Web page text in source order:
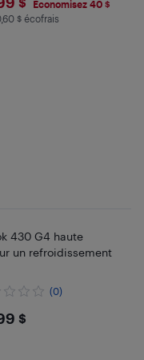
Économisez 40 $
$ en écofrais
$ écofrais
430 G4 haute
un refroidissement
(0)
$